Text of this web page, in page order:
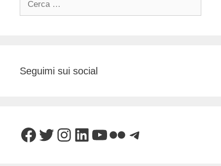
Seguimi sui social
Facebook
Twitter
Instagram
LinkedIn
YouTube
FlickrTelegram